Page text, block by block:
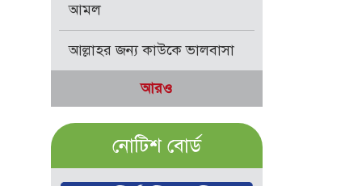
আমল
আল্লাহর জন্য কাউকে ভালবাসা
আরও
নোটিশ বোর্ড